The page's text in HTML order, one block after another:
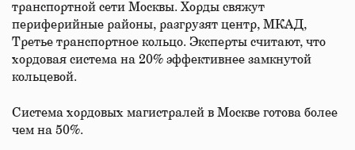
транспортной сети Москвы. Хорды свяжут
периферийные районы, разгрузят центр, МКАД,
Третье транспортное кольцо. Эксперты считают, что
хордовая система на 20% эффективнее замкнутой
кольцевой.
Система хордовых магистралей в Москве готова более
чем на 50%.